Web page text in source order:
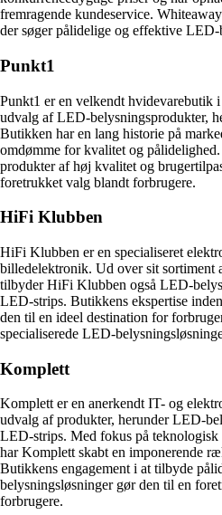
fremragende kundeservice.
der søger pålidelige og effektive LED-
Punkt1
Punkt1 er en velkendt hvidevarebutik
udvalg af LED-belysningsprodukter,
Butikken har en lang historie på
omdømme for kvalitet og
produkter af høj kvalitet og
foretrukket valg blandt forbrugere.
HiFi Klubben
HiFi Klubben er en specialiseret
billedelektronik. Ud over sit sortiment
tilbyder HiFi Klubben også LED-
LED-strips. Butikkens ekspertise
den til en ideel destination for
specialiserede LED-
Komplett
Komplett er en anerkendt IT- og
udvalg af produkter, herunder LED-
LED-strips. Med fokus på
har Komplett skabt en imponerende
Butikkens engagement i at tilbyde
belysningsløsninger gør den til en
forbrugere.